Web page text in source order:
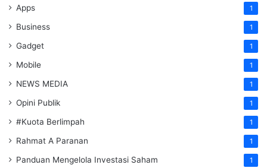
Apps 1
Business 1
Gadget 1
Mobile 1
NEWS MEDIA 1
Opini Publik 1
#Kuota Berlimpah 1
Rahmat A Paranan 1
Panduan Mengelola Investasi Saham 1